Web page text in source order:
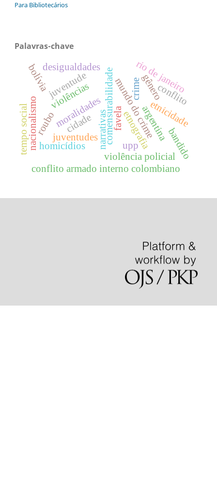
Para Bibliotecários
Palavras-chave
violências
narrativas
juventudes comensurabilidade
homicídios
mundo do crime
favela
crime
juventude gênero
upp
violência policial
moralidades argentina
rio de janeiro
etnografiaetnicidade
nacionalismo
bolívia
conflito
tempo social bandido
conflito armado interno colombiano
roubo cidade
desigualdades